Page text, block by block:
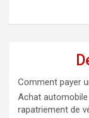
Comment payer
Achat
rapatriement de